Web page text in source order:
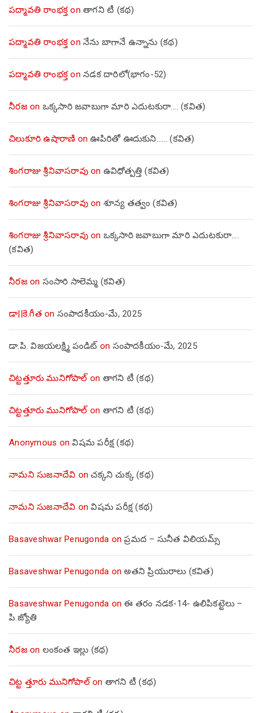
పద్మావతి రాంభక్తon తాగని టీ (కథ)
పద్మావతి రాంభక్తon నేను బాగానే ఉన్నాను (క‌థ‌)
పద్మావతి రాంభక్తon నడక దారిలో(భాగం-52)
నీరజon ఒక్కసారి జవాబుగా మారి ఎదుటకురా…. (కవిత)
చిలుకూరి ఉషారాణి onఊపిరితో ఊదుకుని…… (కవిత)
శింగరాజు శ్రీనివాసరావుon ఉవిధోత్పత్తి (కవిత)
శింగరాజు శ్రీనివాసరావుon శూన్య తత్వం (కవిత)
శింగరాజు శ్రీనివాసరావుon ఒక్కసారి జవాబుగా మారి ఎదుటకురా….
(కవిత)
నీరజon సంసారి సాలెమ్మ (కవిత)
డా||కె.గీత on సంపాదకీయం-మే, 2025
డా.పి. విజయలక్ష్మి పండిట్ on సంపాదకీయం-మే, 2025
చిట్టత్తూరు మునిగోపాల్on తాగని టీ (కథ)
చిట్టత్తూరు మునిగోపాల్on తాగని టీ (కథ)
Anonymous onవిషమ పరీక్ష (క‌థ‌)
నామని సుజనాదేవి onచక్కని చుక్క (కథ)
నామని సుజనాదేవి onవిషమ పరీక్ష (క‌థ‌)
Basaveshwar Penugonda onప్రమద – సునీత విలియమ్స్
Basaveshwar Penugonda onఅతని ప్రియురాలు (కవిత)
Basaveshwar Penugonda onఈ తరం నడక-14- ఉలిపికట్టెలు –
పి.జ్యోతి
నీరజon లంకంత ఇల్లు (కథ)
చిట్ట త్తూరు మునిగోపాల్on తాగని టీ (కథ)